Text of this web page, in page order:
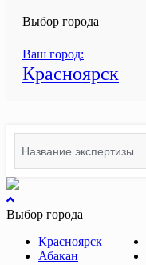
Выбор города
Ваш город:
Красноярск
for:
вернуться
к
Выбор города
Красноярск
Абакан